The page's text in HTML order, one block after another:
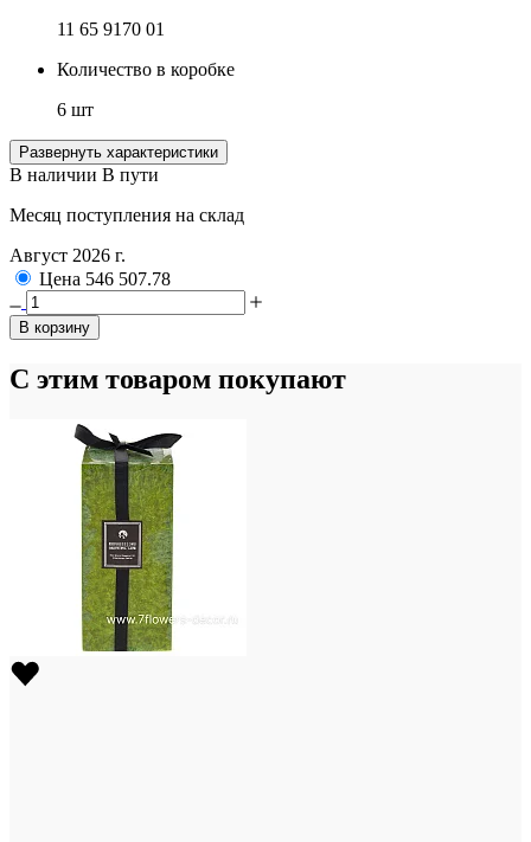
11 65 9170 01
Количество в коробке
6 шт
Развернуть характеристики
В наличии В пути
Месяц поступления на склад
Август 2026 г.
Цена 546 507.78
В корзину
С этим товаром покупают